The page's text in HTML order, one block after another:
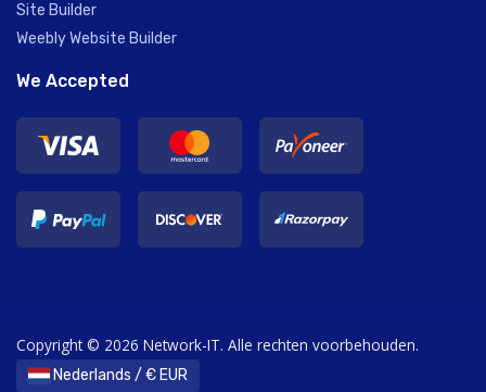
Site Builder
Weebly Website Builder
We Accepted
Copyright © 2026 Network-IT. Alle rechten voorbehouden.
Nederlands / € EUR